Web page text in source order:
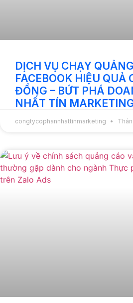
DỊCH VỤ CHẠY
FACEBOOK HIỆU QUẢ
ĐỒNG – BỨT PHÁ
NHẤT TÍN
congtycophannhattinmarketing